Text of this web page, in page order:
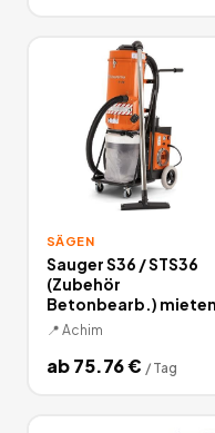
SÄGEN
Sauger S36 / STS36
(Zubehör
Betonbearb.) mieten
📍 Achim
ab75.76€ / Tag